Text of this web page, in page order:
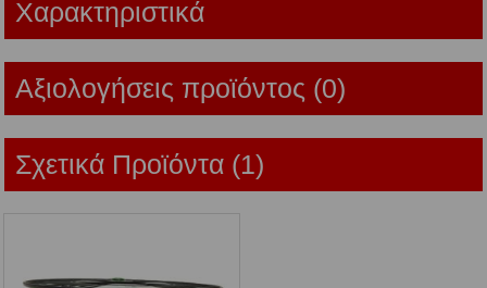
Χαρακτηριστικά
Αξιολογήσεις προϊόντος (0)
Σχετικά Προϊόντα (1)